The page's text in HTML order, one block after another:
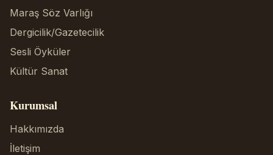
Maraş Söz Varlığı
Dergicilik/Gazetecilik
Sesli Öyküler
Kültür Sanat
Kurumsal
Hakkımızda
İletişim